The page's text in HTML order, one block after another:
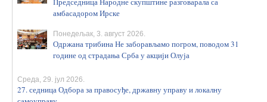
амбасадором Ирске
Понедељак, 3. август 2026.
Одржана трибина Не заборављамо погром, поводом 31
године од страдања Срба у акцији Олуја
Среда, 29. јул 2026.
27. седница Одбора за правосуђе, државну управу и локалну